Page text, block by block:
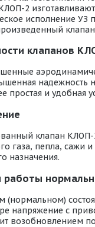
2
исполнение УЗ
клапан
клапанов
надежность
простая и удобная
клапан КЛОП-
газа, пепла,
назначения.
работы
(нормальном)
напряжение с
возобновлением